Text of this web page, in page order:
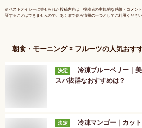
※ベストオイシーに寄せられた投稿内容は、投稿者の主観的な感想・コメン
証することはできませんので、あくまで参考情報の一つとしてご利用ください
朝食・モーニング × フルーツの人気おす
決定
冷凍ブルーベリー｜
スパ抜群なおすすめは？
決定
冷凍マンゴー｜カッ